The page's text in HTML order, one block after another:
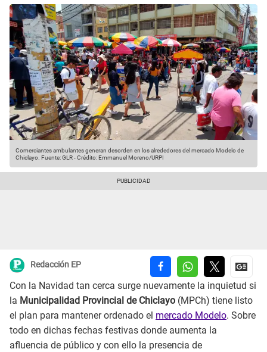
Comerciantes ambulantes generan desorden en los alrededores del mercado Modelo de
Chiclayo. Fuente: GLR-Crédito: Emmanuel Moreno/URPI
Redacción EP
Con la Navidad tan cerca surge nuevamente la inquietud si
la Municipalidad Provincial de Chiclayo (MPCh) tiene listo
el plan para mantener ordenado el mercado Modelo. Sobre
todo en dichas fechas festivas donde aumenta la
afluencia de público y con ello la presencia de